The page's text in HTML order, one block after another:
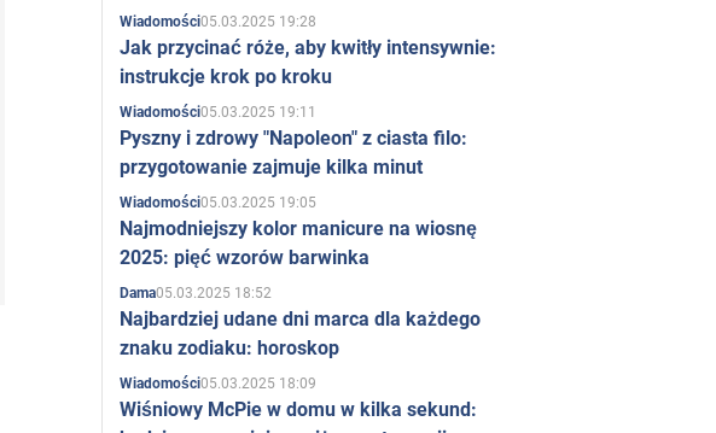
Wiadomości05.03.2025 19:28
Jak przycinać róże, aby kwitły intensywnie:
instrukcje krok po kroku
Wiadomości05.03.2025 19:11
Pyszny i zdrowy "Napoleon" z ciasta filo:
przygotowanie zajmuje kilka minut
Wiadomości05.03.2025 19:05
Najmodniejszy kolor manicure na wiosnę
2025: pięć wzorów barwinka
Dama05.03.2025 18:52
Najbardziej udane dni marca dla każdego
znaku zodiaku: horoskop
Wiadomości05.03.2025 18:09
Wiśniowy McPie w domu w kilka sekund: